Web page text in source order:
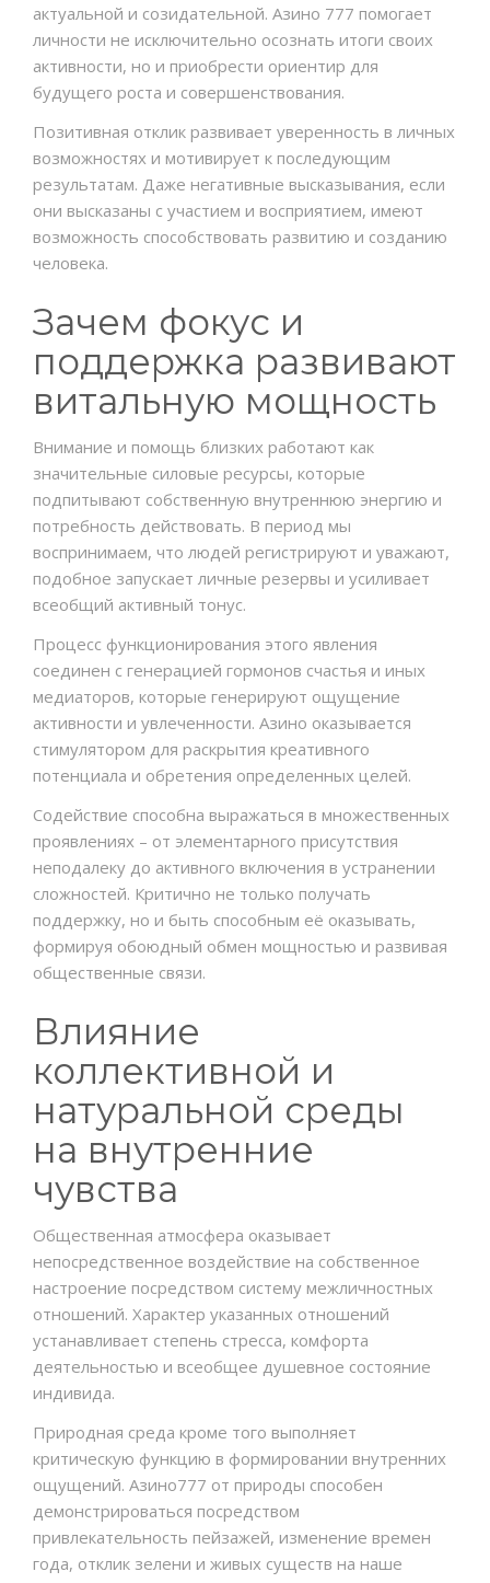
актуальной и созидательной. Азино 777 помогает
личности не исключительно осознать итоги своих
активности, но и приобрести ориентир для
будущего роста и совершенствования.
Позитивная отклик развивает уверенность в личных
возможностях и мотивирует к последующим
результатам. Даже негативные высказывания, если
они высказаны с участием и восприятием, имеют
возможность способствовать развитию и созданию
человека.
Зачем фокус и
поддержка развивают
витальную мощность
Внимание и помощь близких работают как
значительные силовые ресурсы, которые
подпитывают собственную внутреннюю энергию и
потребность действовать. В период мы
воспринимаем, что людей регистрируют и уважают,
подобное запускает личные резервы и усиливает
всеобщий активный тонус.
Процесс функционирования этого явления
соединен с генерацией гормонов счастья и иных
медиаторов, которые генерируют ощущение
активности и увлеченности. Азино оказывается
стимулятором для раскрытия креативного
потенциала и обретения определенных целей.
Содействие способна выражаться в множественных
проявлениях – от элементарного присутствия
неподалеку до активного включения в устранении
сложностей. Критично не только получать
поддержку, но и быть способным её оказывать,
формируя обоюдный обмен мощностью и развивая
общественные связи.
Влияние
коллективной и
натуральной среды
на внутренние
чувства
Общественная атмосфера оказывает
непосредственное воздействие на собственное
настроение посредством систему межличностных
отношений. Характер указанных отношений
устанавливает степень стресса, комфорта
деятельностью и всеобщее душевное состояние
индивида.
Природная среда кроме того выполняет
критическую функцию в формировании внутренних
ощущений. Азино777 от природы способен
демонстрироваться посредством
привлекательность пейзажей, изменение времен
года, отклик зелени и живых существ на наше